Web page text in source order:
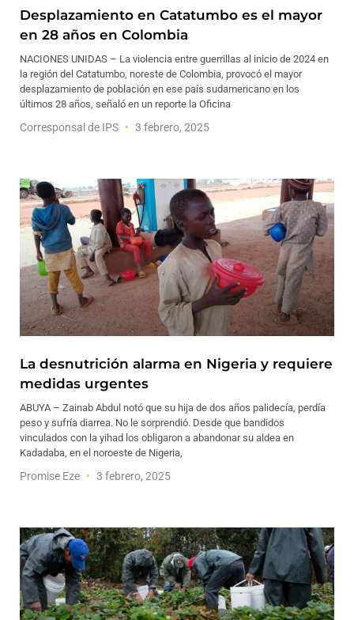
Desplazamiento en Catatumbo es el mayor
en 28 años en Colombia
NACIONES UNIDAS – La violencia entre guerrillas al inicio de 2024 en
la región del Catatumbo, noreste de Colombia, provocó el mayor
desplazamiento de población en ese país sudamericano en los
últimos 28 años, señaló en un reporte la Oficina
Corresponsal de IPS 3 febrero, 2025
La desnutrición alarma en Nigeria y requiere
medidas urgentes
ABUYA – Zainab Abdul notó que su hija de dos años palidecía, perdía
peso y sufría diarrea. No le sorprendió. Desde que bandidos
vinculados con la yihad los obligaron a abandonar su aldea en
Kadadaba, en el noroeste de Nigeria,
Promise Eze 3 febrero, 2025